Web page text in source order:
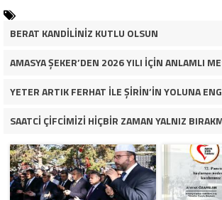
BERAT KANDİLİNİZ KUTLU OLSUN
AMASYA ŞEKER’DEN 2026 YILI İÇİN ANLAMLI
SAATCİ ÇİFCİMİZİ HİÇBİR ZAMAN YALNIZ